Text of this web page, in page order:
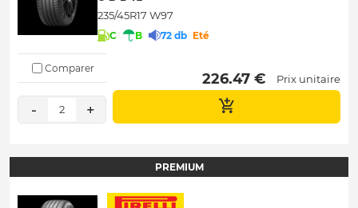
235/45R17 W97
C B 72 db Eté
Comparer
- 2 +
226.47 € Prix unitaire
PREMIUM